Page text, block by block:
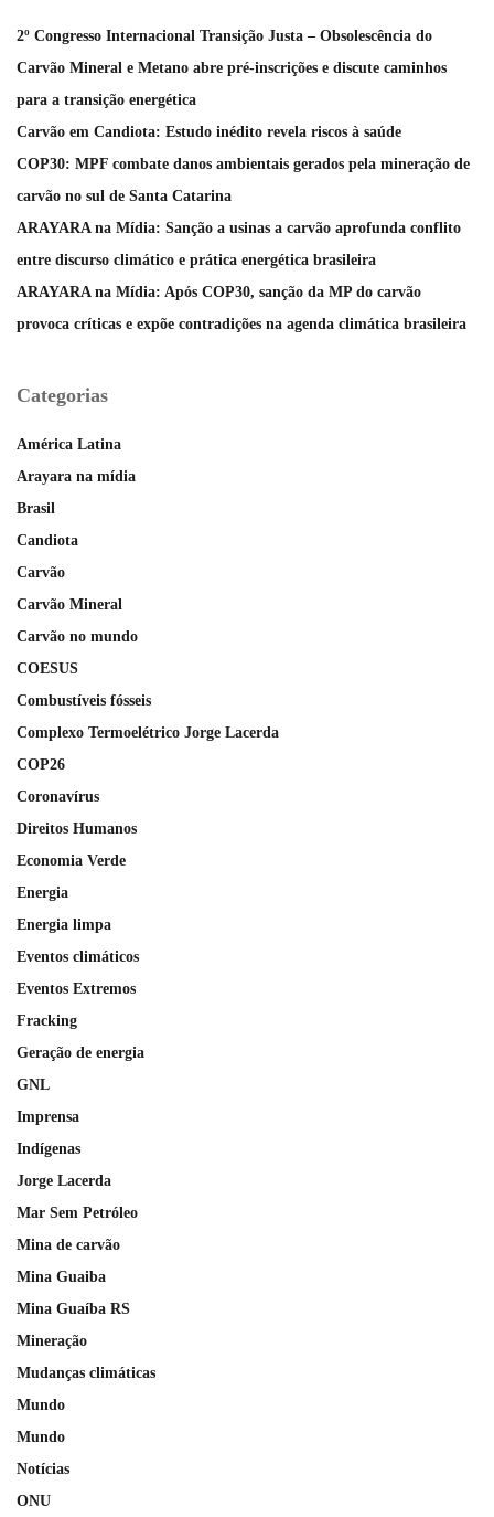
2º Congresso Internacional Transição Justa – Obsolescência do
Carvão Mineral e Metano abre pré-inscrições e discute caminhos
para a transição energética
Carvão em Candiota: Estudo inédito revela riscos à saúde
COP30: MPF combate danos ambientais gerados pela mineração de
carvão no sul de Santa Catarina
ARAYARA na Mídia: Sanção a usinas a carvão aprofunda conflito
entre discurso climático e prática energética brasileira
ARAYARA na Mídia: Após COP30, sanção da MP do carvão
provoca críticas e expõe contradições na agenda climática brasileira
Categorias
América Latina
Arayara na mídia
Brasil
Candiota
Carvão
Carvão Mineral
Carvão no mundo
COESUS
Combustíveis fósseis
Complexo Termoelétrico Jorge Lacerda
COP26
Coronavírus
Direitos Humanos
Economia Verde
Energia
Energia limpa
Eventos climáticos
Eventos Extremos
Fracking
Geração de energia
GNL
Imprensa
Indígenas
Jorge Lacerda
Mar Sem Petróleo
Mina de carvão
Mina Guaiba
Mina Guaíba RS
Mineração
Mudanças climáticas
Mundo
Mundo
Notícias
ONU